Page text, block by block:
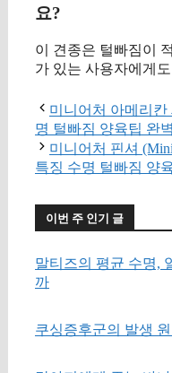
요?
이 견종은 털빠짐이
가 있는 사용자에게
미니어처 아메리
명 털빠짐 양육팁 완
미니어처 핀셔
특징 수명 털빠짐 양
이번 주 인기 글
말티즈의 평균 수명,
까
쿠싱증후군의 발생